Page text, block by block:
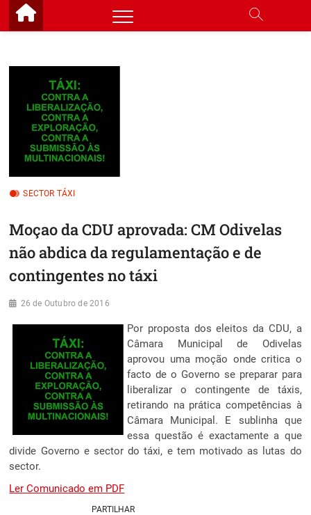
Skip
SECTOR TÁXI
Moçao da CDU aprovada: CM Odivelas
não abdica da regulamentação e de
contingentes no táxi
26 de Outubro de 2016
Por proposta dos eleitos da CDU, a
Câmara Municipal de Odivelas
aprovou uma moção onde critica o
facto de o Governo se preparar para
liberalizar o contingente de táxis,
retirando na prática competências à
Câmara Municipal. E sublinha que
essa questão é exactamente a que
divide Governo e sector do táxi, e tem motivado as lutas do
sector.
Ler Comunicado em PDF
PARTILHAR